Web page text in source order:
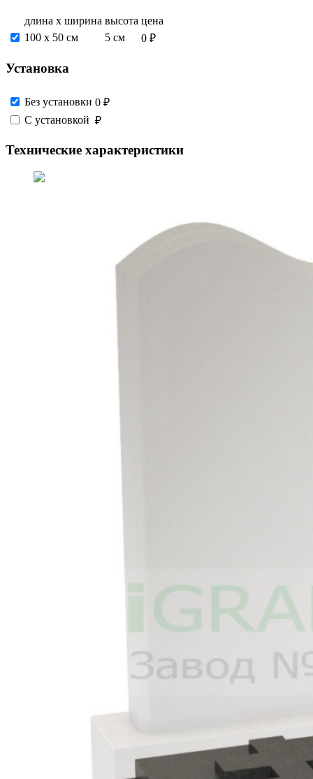
длина х ширина высота цена
100 х 50 см
5 см 0 ₽
Установка
Без установки 0 ₽
С установкой ₽
Технические характеристики